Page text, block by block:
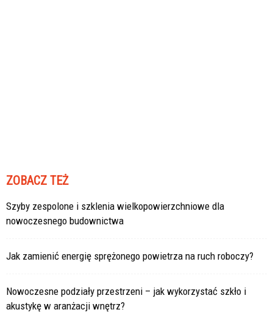
ZOBACZ TEŻ
Szyby zespolone i szklenia wielkopowierzchniowe dla
nowoczesnego budownictwa
Jak zamienić energię sprężonego powietrza na ruch roboczy?
Nowoczesne podziały przestrzeni – jak wykorzystać szkło i
akustykę w aranżacji wnętrz?